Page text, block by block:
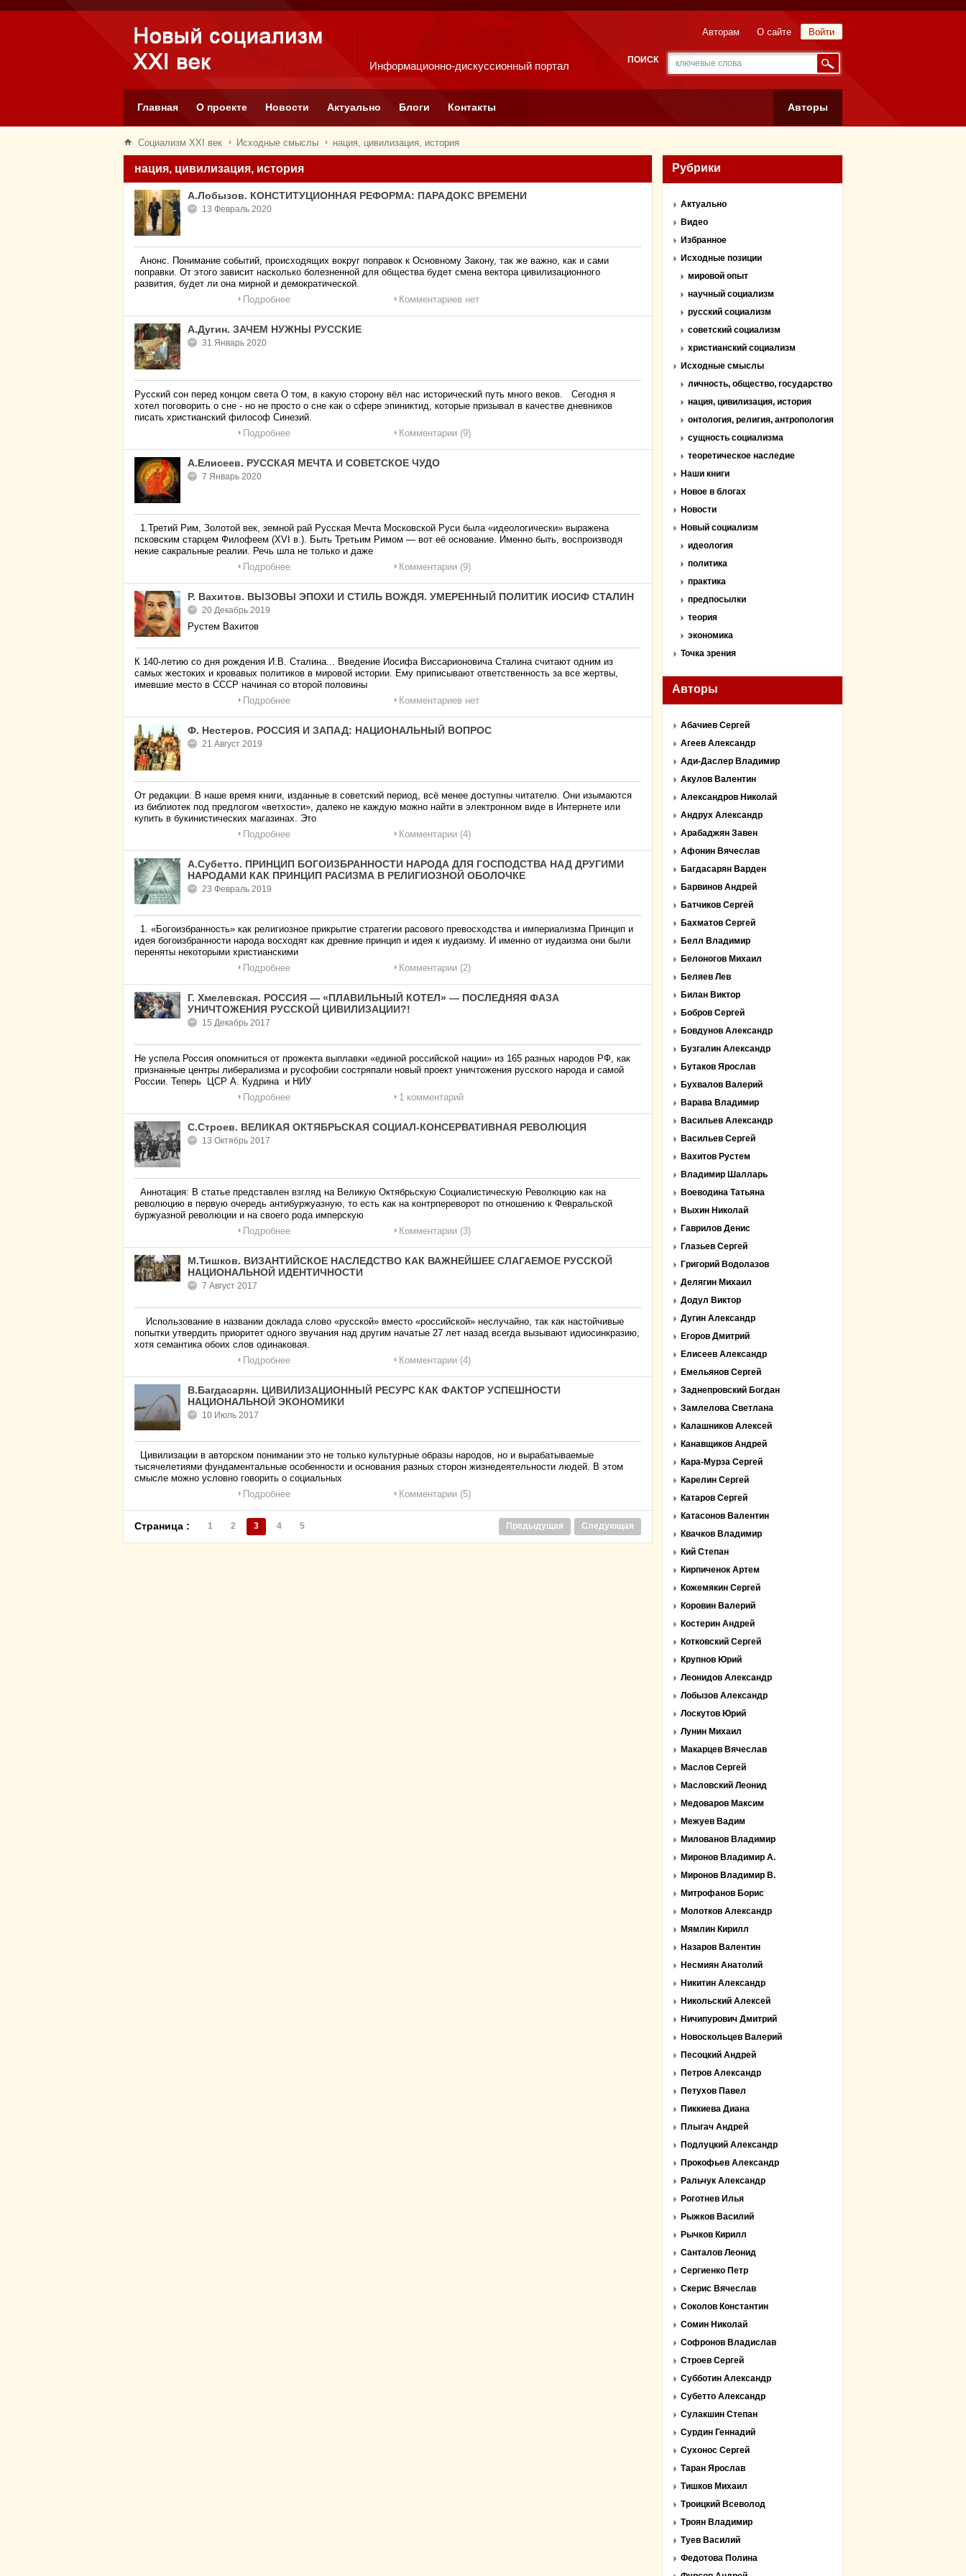
Информационно-дискуссионный портал
Войти
Авторам О сайте
ПОИСК
Главная О проекте Новости Актуально Блоги Контакты Авторы
Социализм XXI век Исходные смыслы нация, цивилизация, история
нация, цивилизация, история
А.Лобызов. КОНСТИТУЦИОННАЯ РЕФОРМА: ПАРАДОКС ВРЕМЕНИ
13 Февраль 2020
Анонс. Понимание событий, происходящих вокруг поправок к Основному Закону, так же важно, как и сами
поправки. От этого зависит насколько болезненной для общества будет смена вектора цивилизационного
развития, будет ли она мирной и демократической.
Подробнее
Комментариев нет
А.Дугин. ЗАЧЕМ НУЖНЫ РУССКИЕ
31 Январь 2020
Русский сон перед концом света О том, в какую сторону вёл нас исторический путь много веков. Сегодня я
хотел поговорить о сне - но не просто о сне как о сфере эпиниктид, которые призывал в качестве дневников
писать христианский философ Синезий.
Подробнее
Комментарии (9)
А.Елисеев. РУССКАЯ МЕЧТА И СОВЕТСКОЕ ЧУДО
7 Январь 2020
1.Третий Рим, Золотой век, земной рай Русская Мечта Московской Руси была «идеологически» выражена
псковским старцем Филофеем (XVI в.). Быть Третьим Римом — вот её основание. Именно быть, воспроизводя
некие сакральные реалии. Речь шла не только и даже
Подробнее
Комментарии (9)
Р. Вахитов. ВЫЗОВЫ ЭПОХИ И СТИЛЬ ВОЖДЯ. УМЕРЕННЫЙ ПОЛИТИК ИОСИФ СТАЛИН
20 Декабрь 2019
Рустем Вахитов
К 140-летию со дня рождения И.В. Сталина... Введение Иосифа Виссарионовича Сталина считают одним из
самых жестоких и кровавых политиков в мировой истории. Ему приписывают ответственность за все жертвы,
имевшие место в СССР начиная со второй половины
Подробнее
Комментариев нет
Ф. Нестеров. РОССИЯ И ЗАПАД: НАЦИОНАЛЬНЫЙ ВОПРОС
21 Август 2019
От редакции. В наше время книги, изданные в советский период, всё менее доступны читателю. Они изымаются
из библиотек под предлогом «ветхости», далеко не каждую можно найти в электронном виде в Интернете или
купить в букинистических магазинах. Это
Подробнее
Комментарии (4)
А.Субетто. ПРИНЦИП БОГОИЗБРАННОСТИ НАРОДА ДЛЯ ГОСПОДСТВА НАД ДРУГИМИ
НАРОДАМИ КАК ПРИНЦИП РАСИЗМА В РЕЛИГИОЗНОЙ ОБОЛОЧКЕ
23 Февраль 2019
1. «Богоизбранность» как религиозное прикрытие стратегии расового превосходства и империализма Принцип и
идея богоизбранности народа восходят как древние принцип и идея к иудаизму. И именно от иудаизма они были
переняты некоторыми христианскими
Подробнее
Комментарии (2)
Г. Хмелевская. РОССИЯ — «ПЛАВИЛЬНЫЙ КОТЕЛ» — ПОСЛЕДНЯЯ ФАЗА
УНИЧТОЖЕНИЯ РУССКОЙ ЦИВИЛИЗАЦИИ?!
15 Декабрь 2017
Не успела Россия опомниться от прожекта выплавки «единой российской нации» из 165 разных народов РФ, как
признанные центры либерализма и русофобии состряпали новый проект уничтожения русского народа и самой
России. Теперь ЦСР А. Кудрина и НИУ
Подробнее
1 комментарий
С.Строев. ВЕЛИКАЯ ОКТЯБРЬСКАЯ СОЦИАЛ-КОНСЕРВАТИВНАЯ РЕВОЛЮЦИЯ
13 Октябрь 2017
Аннотация: В статье представлен взгляд на Великую Октябрьскую Социалистическую Революцию как на
революцию в первую очередь антибуржуазную, то есть как на контрпереворот по отношению к Февральской
буржуазной революции и на своего рода имперскую
Подробнее
Комментарии (3)
М.Тишков. ВИЗАНТИЙСКОЕ НАСЛЕДСТВО КАК ВАЖНЕЙШЕЕ СЛАГАЕМОЕ РУССКОЙ
НАЦИОНАЛЬНОЙ ИДЕНТИЧНОСТИ
7 Август 2017
Использование в названии доклада слово «русской» вместо «российской» неслучайно, так как настойчивые
попытки утвердить приоритет одного звучания над другим начатые 27 лет назад всегда вызывают идиосинкразию,
хотя семантика обоих слов одинаковая.
Подробнее
Комментарии (4)
В.Багдасарян. ЦИВИЛИЗАЦИОННЫЙ РЕСУРС КАК ФАКТОР УСПЕШНОСТИ
НАЦИОНАЛЬНОЙ ЭКОНОМИКИ
10 Июль 2017
Цивилизации в авторском понимании это не только культурные образы народов, но и вырабатываемые
тысячелетиями фундаментальные особенности и основания разных сторон жизнедеятельности людей. В этом
смысле можно условно говорить о социальных
Подробнее
Комментарии (5)
Страница : 1 2 3 4 5 Предыдущая Следующая
Рубрики
Актуально
Видео
Избранное
Исходные позиции
мировой опыт
научный социализм
русский социализм
советский социализм
христианский социализм
Исходные смыслы
личность, общество, государство
нация, цивилизация, история
онтология, религия, антропология
сущность социализма
теоретическое наследие
Наши книги
Новое в блогах
Новости
Новый социализм
идеология
политика
практика
предпосылки
теория
экономика
Точка зрения
Авторы
Абачиев Сергей
Агеев Александр
Ади-Даслер Владимир
Акулов Валентин
Александров Николай
Андрух Александр
Арабаджян Завен
Афонин Вячеслав
Багдасарян Варден
Барвинов Андрей
Батчиков Сергей
Бахматов Сергей
Белл Владимир
Белоногов Михаил
Беляев Лев
Билан Виктор
Бобров Сергей
Бовдунов Александр
Бузгалин Александр
Бутаков Ярослав
Бухвалов Валерий
Варава Владимир
Васильев Александр
Васильев Сергей
Вахитов Рустем
Владимир Шалларь
Воеводина Татьяна
Выхин Николай
Гаврилов Денис
Глазьев Сергей
Григорий Водолазов
Делягин Михаил
Додул Виктор
Дугин Александр
Егоров Дмитрий
Елисеев Александр
Емельянов Сергей
Заднепровский Богдан
Замлелова Светлана
Калашников Алексей
Канавщиков Андрей
Кара-Мурза Сергей
Карелин Сергей
Катаров Сергей
Катасонов Валентин
Квачков Владимир
Кий Степан
Кирпиченок Артем
Кожемякин Сергей
Коровин Валерий
Костерин Андрей
Котковский Сергей
Крупнов Юрий
Леонидов Александр
Лобызов Александр
Лоскутов Юрий
Лунин Михаил
Макарцев Вячеслав
Маслов Сергей
Масловский Леонид
Медоваров Максим
Межуев Вадим
Милованов Владимир
Миронов Владимир А.
Миронов Владимир В.
Митрофанов Борис
Молотков Александр
Мямлин Кирилл
Назаров Валентин
Несмиян Анатолий
Никитин Александр
Никольский Алексей
Ничипурович Дмитрий
Новоскольцев Валерий
Песоцкий Андрей
Петров Александр
Петухов Павел
Пиккиева Диана
Плыгач Андрей
Подлуцкий Александр
Прокофьев Александр
Ральчук Александр
Роготнев Илья
Рыжков Василий
Рычков Кирилл
Санталов Леонид
Сергиенко Петр
Скерис Вячеслав
Соколов Константин
Сомин Николай
Софронов Владислав
Строев Сергей
Субботин Александр
Субетто Александр
Сулакшин Степан
Сурдин Геннадий
Сухонос Сергей
Таран Ярослав
Тишков Михаил
Троицкий Всеволод
Троян Владимир
Туев Василий
Федотова Полина